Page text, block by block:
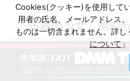
「35歳の少女」第5
望美のぞみ（柴咲コウ
Cookies(クッキー)を使用して
用者の氏名、メールアドレス
ものは一切含まれません。詳し
について